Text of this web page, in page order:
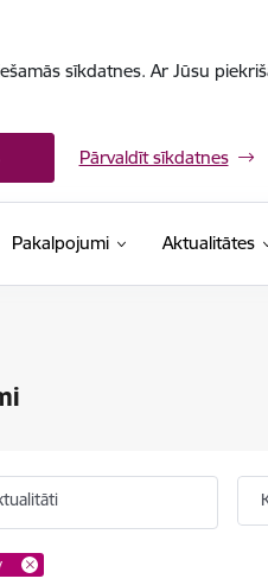
sīkdatnes. Ar Jūsu
Pārvaldīt sīkdatnes
Pakalpojumi Aktualitātes